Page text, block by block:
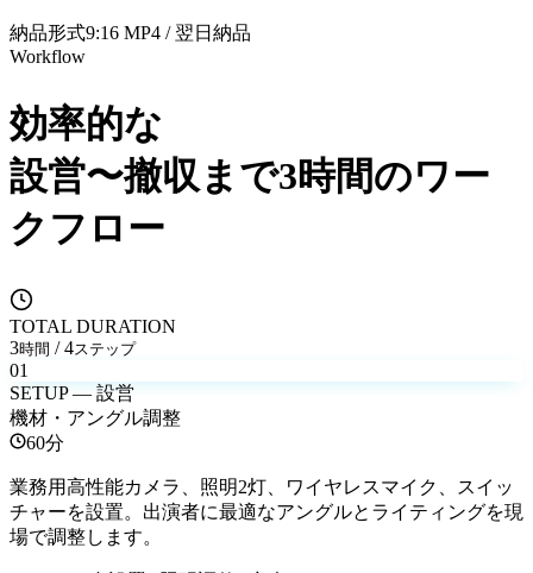
納品形式9:16 MP4 / 翌日納品
Workflow
効率的な
設営〜撤収まで3時間のワー
クフロー
TOTAL DURATION
3時間 / 4ステップ
01
SETUP — 設営
機材・アングル調整
60分
業務用高性能カメラ、照明2灯、ワイヤレスマイク、スイッ
チャーを設置。出演者に最適なアングルとライティングを現
場で調整します。